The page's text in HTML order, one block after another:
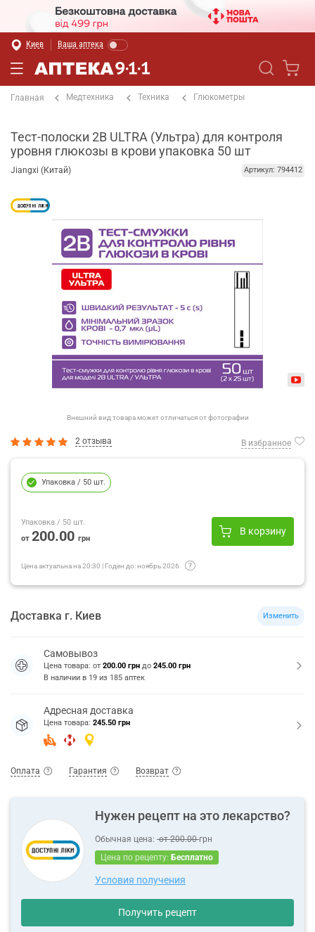
Киев Ваша аптека
Главная Медтехника Техника Глюкометры
Тест-полоски 2B ULTRA (Ультра) для контроля
уровня глюкозы в крови упаковка 50 шт
Jiangxi (Китай) Артикул: 794412
Внешний вид товара может отличаться от фотографии
2 отзыва В избранное
Упаковка / 50 шт.
Упаковка / 50 шт.
от 200.00 грн
В корзину
Цена актуальна на20:30 | Годен до:ноябрь 2026
Доставка г. Киев Изменить
Самовывоз
Цена товара: от 200.00 грн до 245.00 грн
В наличии в 19 из 185 аптек
Адресная доставка
Цена товара: 245.50 грн
Оплата Гарантия Возврат
Нужен рецепт на это лекарство?
Обычная цена: от200.00грн
Цена по рецепту: Бесплатно
Условия получения
Получить рецепт